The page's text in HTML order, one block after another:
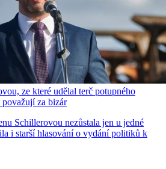
ze které udělal terč potupného
považují za bizár
Schillerovou nezůstala jen u jedné
i starší hlasování o vydání politiků k